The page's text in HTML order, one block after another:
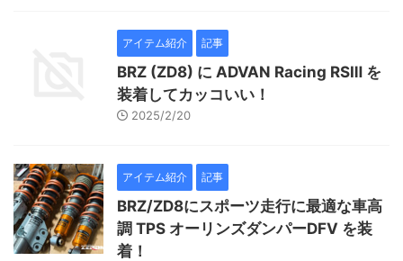
アイテム紹介 記事
BRZ (ZD8) に ADVAN Racing RSⅢ を
装着してカッコいい！
2025/2/20
アイテム紹介 記事
BRZ/ZD8にスポーツ走行に最適な車高
調 TPS オーリンズダンパーDFV を装
着！